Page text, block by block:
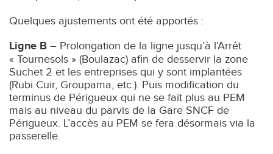
Quelques ajustements ont été apportés :
Ligne B – Prolongation de la ligne jusqu’à l’Arrêt
« Tournesols » (Boulazac) afin de desservir la zone
Suchet 2 et les entreprises qui y sont implantées
(Rubi Cuir, Groupama, etc.). Puis modification du
terminus de Périgueux qui ne se fait plus au PEM
mais au niveau du parvis de la Gare SNCF de
Périgueux. L’accès au PEM se fera désormais via la
passerelle.